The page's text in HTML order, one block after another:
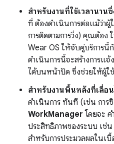
สำหรับงานที่ใช้เวลานาน
ที่ ต้องดำเนินการต่อแม้ว่า
การติดตามการวิ่ง) คุณต้อง
Wear OS ให้จับคู่บริการนี้
ดำเนินการนี้จะสร้างการแ
ได้บนหน้าปัด ซึ่งช่วยให้ผู้
สำหรับงานพื้นหลังที่เลื่อ
ดำเนินการ ทันที (เช่น การ
WorkManager โดยจะ
ประสิทธิภาพของระบบ เช่
สำหรับการประมวลผลในเ